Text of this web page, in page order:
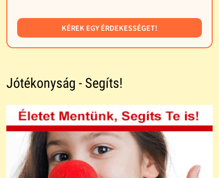
KÉREK EGY ÉRDEKESSÉGET!
Jótékonyság - Segíts!